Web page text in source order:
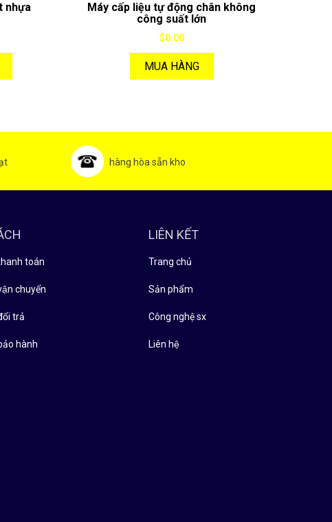
nhựa
Máy cấp liệu tự động chân không
công suất lớn
$0.00
MUA HÀNG
hàng hòa sẵn kho
toán
chuyển
trả
hành
LIÊN KẾT
Trang chủ
Sản phẩm
Công nghệ sx
Liên hệ